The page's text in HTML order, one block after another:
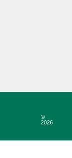
©
2026